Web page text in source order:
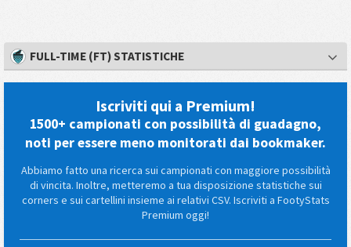
FULL-TIME (FT) STATISTICHE
Iscriviti qui a Premium!
1500+ campionati con possibilità di guadagno,
noti per essere meno monitorati dai bookmaker.
Abbiamo fatto una ricerca sui campionati con maggiore possibilità
di vincita. Inoltre, metteremo a tua disposizione statistiche sui
corners e sui cartellini insieme ai relativi CSV. Iscriviti a FootyStats
Premium oggi!